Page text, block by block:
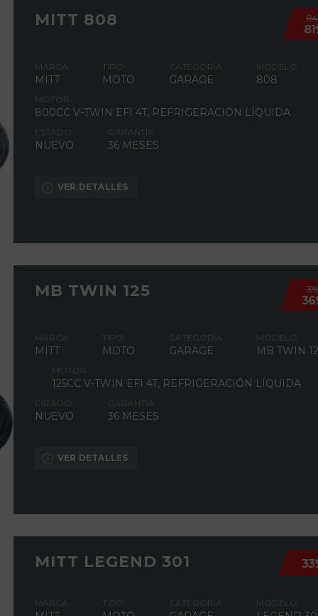
MITT 808
MARCA
MITT
TIPO
MOTO
CATEGORÍA
GARAGE
MODELO
808
MOTOR
800CC V-TWIN EFI 4T, REFRIGERACIÓN LÍQUIDA
ESTADO
NUEVO
GARANTÍA
36 MESES
VER DETALLES
MB TWIN 125
MARCA
MITT
TIPO
MOTO
CATEGORÍA
GARAGE
MODELO
MB TWIN
MOTOR
125CC V-TWIN EFI 4T, REFRIGERACIÓN LÍQUIDA
ESTADO
NUEVO
GARANTÍA
36 MESES
VER DETALLES
MITT LEGEND 301
MARCA TIPO CATEGORÍA MODELO